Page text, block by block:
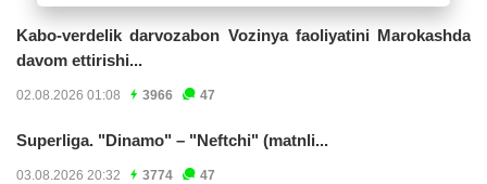
Kabo-verdelik darvozabon Vozinya faoliyatini Marokashda
davom ettirishi...
02.08.2026 01:08 3966 47
Superliga. "Dinamo" – "Neftchi" (matnli...
03.08.2026 20:32 3774 47